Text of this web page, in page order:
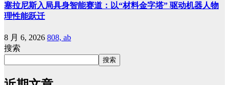
塞拉尼斯入局具身智能赛道：以“材料金字塔” 驱动机器人物
理性能跃迁
8 月 6, 2026 808, ab
搜索
搜索